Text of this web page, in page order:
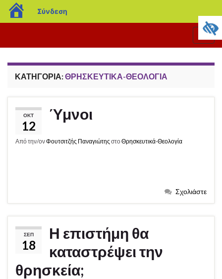
blogs.sch.gr
Σύνδεση
ΚΑΤΗΓΟΡΊΑ:ΘΡΗΣΚΕΥΤΙΚΆ-ΘΕΟΛΟΓΊΑ
ΟΚΤ
12
Ύμνοι
Από την/ονΦουτσιτζής Παναγιώτης στοΘρησκευτικά-Θεολογία
Σχολιάστε
ΣΕΠ
18
Η επιστήμη θα
καταστρέψει την
θρησκεία;